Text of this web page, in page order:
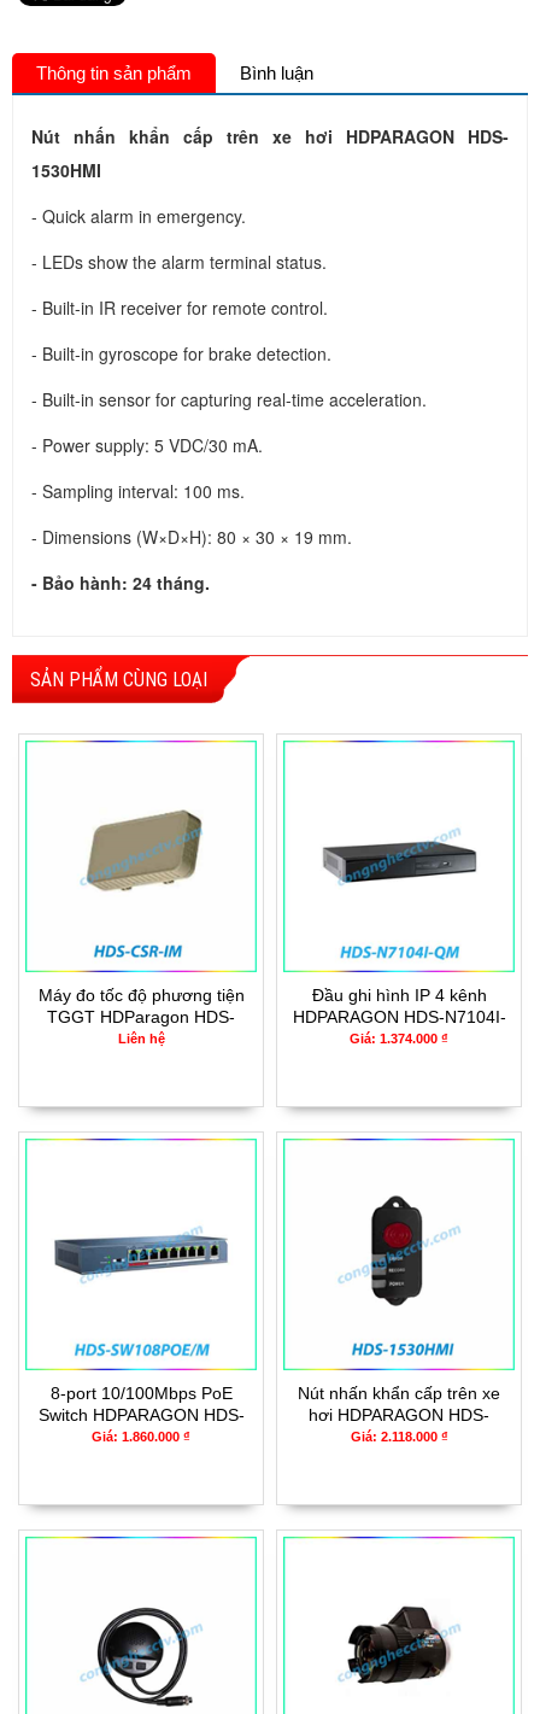
Thông tin sản phẩm Bình luận
Nút nhấn khẩn cấp trên xe hơi HDPARAGON HDS-
1530HMI
- Quick alarm in emergency.
- LEDs show the alarm terminal status.
- Built-in IR receiver for remote control.
- Built-in gyroscope for brake detection.
- Built-in sensor for capturing real-time acceleration.
- Power supply: 5 VDC/30 mA.
- Sampling interval: 100 ms.
- Dimensions (W×D×H): 80 × 30 × 19 mm.
- Bảo hành: 24 tháng.
SẢN PHẨM CÙNG LOẠI
Máy đo tốc độ phương tiện
TGGT HDParagon HDS-
CSR-IM
Liên hệ
Đầu ghi hình IP 4 kênh
HDPARAGON HDS-N7104I-
QM
Giá: 1.374.000 ₫
8-port 10/100Mbps PoE
Switch HDPARAGON HDS-
SW108POE/M
Giá: 1.860.000 ₫
Nút nhấn khẩn cấp trên xe
hơi HDPARAGON HDS-
1530HMI
Giá: 2.118.000 ₫